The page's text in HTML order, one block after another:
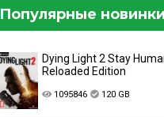
Популярные новинки
Dying Light 2 Stay
Reloaded Edition
1095846 120 GB